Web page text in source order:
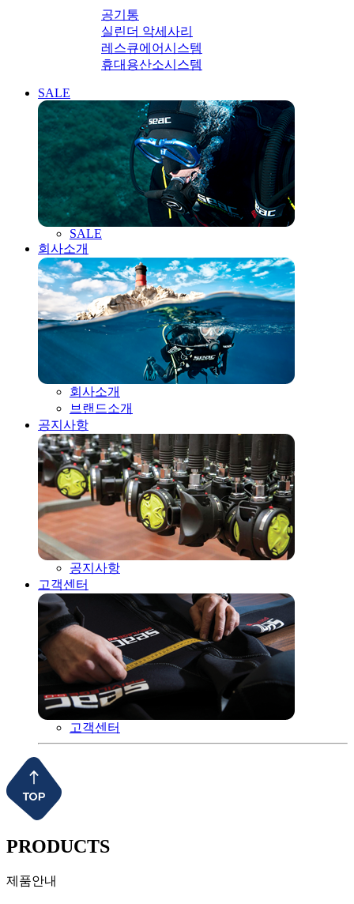
공기통
실린더 악세사리
레스큐에어시스템
휴대용산소시스템
SALE
SALE
회사소개
회사소개
브랜드소개
공지사항
공지사항
고객센터
고객센터
PRODUCTS
제품안내